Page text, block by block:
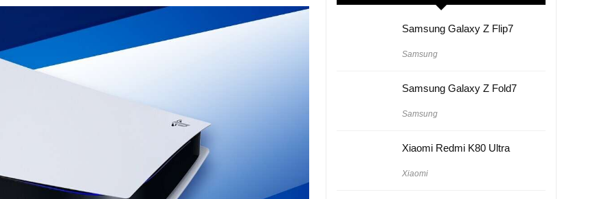
Samsung Galaxy Z Flip7
Samsung
Samsung Galaxy Z Fold7
Samsung
Xiaomi Redmi K80 Ultra
Xiaomi